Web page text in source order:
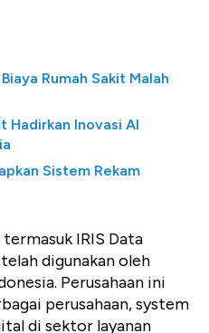
Rumah Sakit Malah
Hadirkan Inovasi AI
Sistem Rekam
IRIS Data
digunakan oleh
Perusahaan ini
perusahaan, system
di sektor layanan